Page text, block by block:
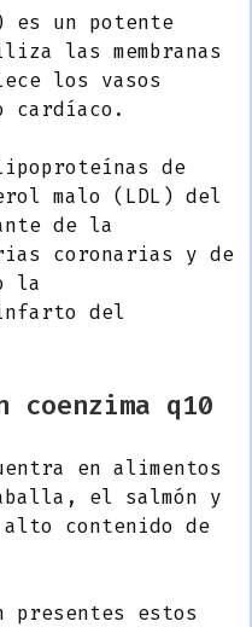
es un potente
las membranas
los vasos
cardíaco.
de
malo (LDL) del
de la
coronarias y de
la
del
q10
en alimentos
el salmón y
contenido de
estos